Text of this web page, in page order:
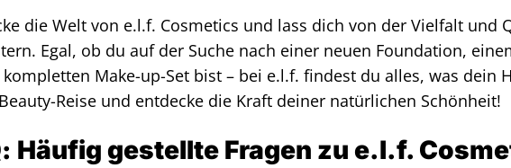
die Welt von e.l.f. Cosmetics und lass dich von der Vielfalt und
Egal, ob du auf der Suche nach einer neuen Foundation,
Make-up-Set bist – bei e.l.f. findest du alles, was dein
Reise und entdecke die Kraft deiner natürlichen Schönheit!
Häufig gestellte Fragen zu e.l.f.